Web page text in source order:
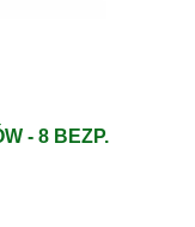
- 8 BEZP.